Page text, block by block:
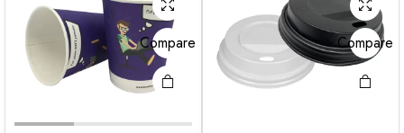
Compare Compare